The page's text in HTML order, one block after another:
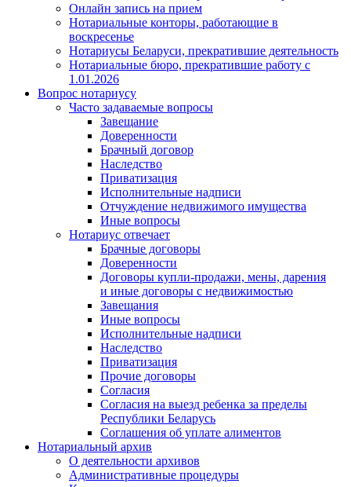
Онлайн запись на прием
Нотариальные конторы, работающие в
воскресенье
Нотариусы Беларуси, прекратившие деятельность
Нотариальные бюро, прекратившие работу с
1.01.2026
Вопрос нотариусу
Часто задаваемые вопросы
Завещание
Доверенности
Брачный договор
Наследство
Приватизация
Исполнительные надписи
Отчуждение недвижимого имущества
Иные вопросы
Нотариус отвечает
Брачные договоры
Доверенности
Договоры купли-продажи, мены, дарения
и иные договоры с недвижимостью
Завещания
Иные вопросы
Исполнительные надписи
Наследство
Приватизация
Прочие договоры
Согласия
Согласия на выезд ребенка за пределы
Республики Беларусь
Соглашения об уплате алиментов
Нотариальный архив
О деятельности архивов
Административные процедуры